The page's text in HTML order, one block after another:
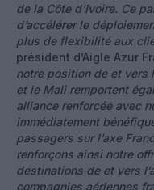
de la Côte d’Ivoire. Ce
d’accélérer le
plus de flexibilité aux
président d’Aigle Azur
notre position de et vers
et le Mali remportent
alliance renforcée avec
immédiatement
passagers sur l’axe
renforçons ainsi notre
destinations de et vers
compagnies aériennes